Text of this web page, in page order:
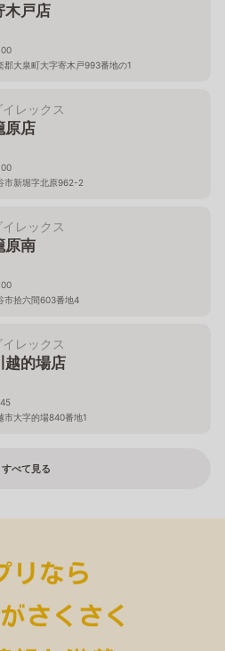
木戸店
郡大泉町大字寄木戸993番地の1
イレックス
原店
市新堀字北原962-2
イレックス
原南
市拾六間603番地4
イレックス
越的場店
市大字的場840番地1
すべて見る